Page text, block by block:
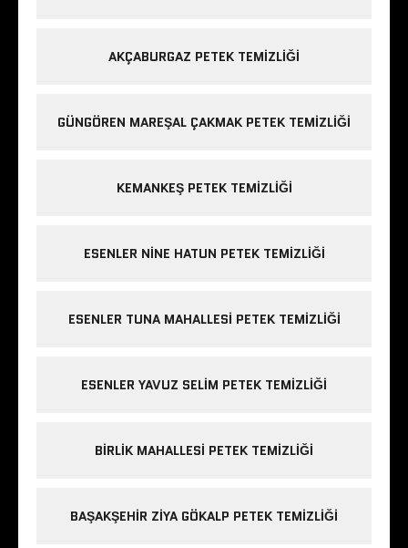
AKÇABURGAZ PETEK TEMIZLIĞI
GÜNGÖREN MAREŞAL ÇAKMAK PETEK TEMIZLIĞI
KEMANKEŞ PETEK TEMIZLIĞI
ESENLER NINE HATUN PETEK TEMIZLIĞI
ESENLER TUNA MAHALLESI PETEK TEMIZLIĞI
ESENLER YAVUZ SELIM PETEK TEMIZLIĞI
BIRLIK MAHALLESI PETEK TEMIZLIĞI
BAŞAKŞEHIR ZIYA GÖKALP PETEK TEMIZLIĞI